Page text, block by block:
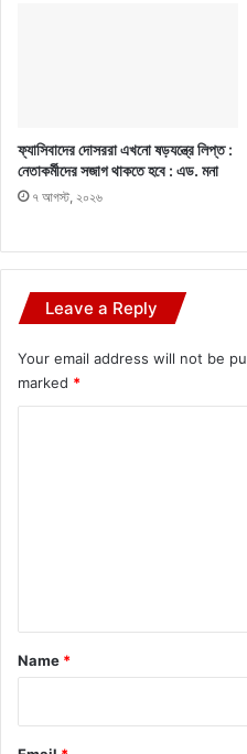
ফ্যাসিবাদের দোসররা এখনো ষড়যন্ত্রে লিপ্ত :
নেতাকর্মীদের সজাগ থাকতে হবে : এড. মনা
৭ আগস্ট, ২০২৬
Leave a Reply
Your email address will not be
marked *
*
Name *